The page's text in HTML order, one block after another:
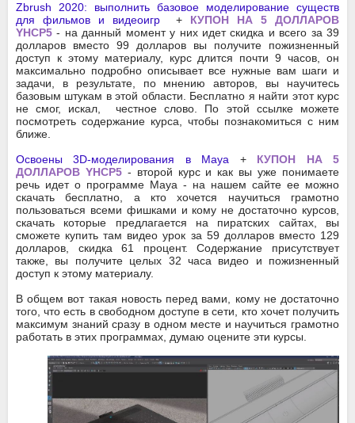
Zbrush 2020: выполнить базовое моделирование существ
для фильмов и видеоигр + КУПОН НА 5 ДОЛЛАРОВ
YHCP5- на данный момент у них идет скидка и всего за 39
долларов вместо 99 долларов вы получите пожизненный
доступ к этому материалу, курс длится почти 9 часов, он
максимально подробно описывает все нужные вам шаги и
задачи, в результате, по мнению авторов, вы научитесь
базовым штукам в этой области. Бесплатно я найти этот курс
не смог, искал, честное слово. По этой ссылке можете
посмотреть содержание курса, чтобы познакомиться с ним
ближе.
Освоены 3D-моделирования в Maya + КУПОН НА 5
ДОЛЛАРОВ YHCP5 - второй курс и как вы уже понимаете
речь идет о программе Maya - на нашем сайте ее можно
скачать бесплатно, а кто хочется научиться грамотно
пользоваться всеми фишками и кому не достаточно курсов,
скачать которые предлагается на пиратских сайтах, вы
сможете купить там видео урок за 59 долларов вместо 129
долларов, скидка 61 процент. Содержание присутствует
также, вы получите целых 32 часа видео и пожизненный
доступ к этому материалу.
В общем вот такая новость перед вами, кому не достаточно
того, что есть в свободном доступе в сети, кто хочет получить
максимум знаний сразу в одном месте и научиться грамотно
работать в этих программах, думаю оцените эти курсы.